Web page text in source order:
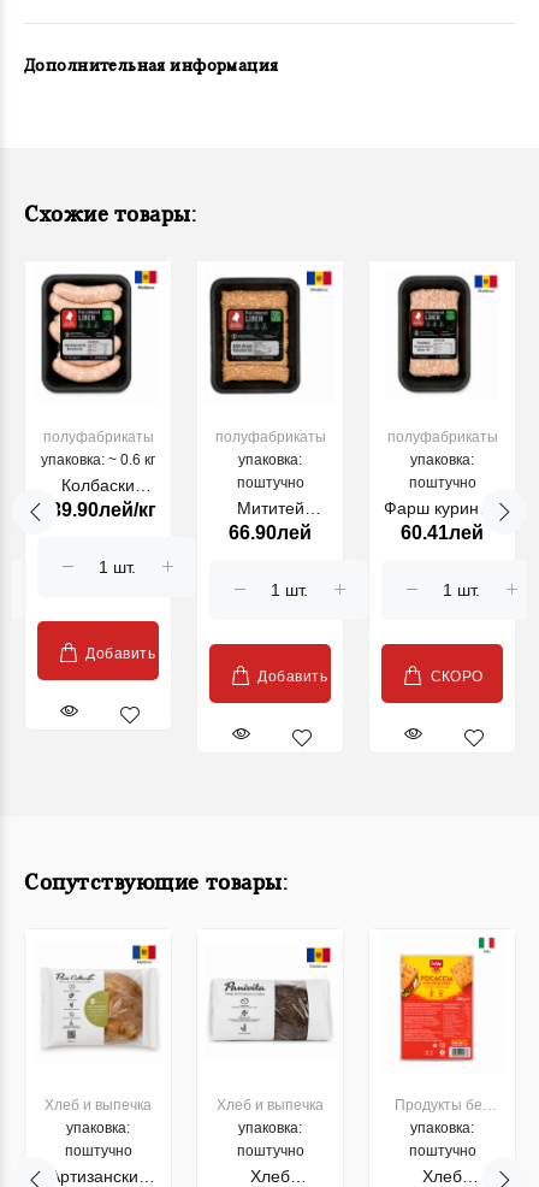
Дополнительная информация
Схожие товары:
полуфабрикаты
упаковка: ~ 0.6 кг
Колбаски
куриные
139.90лей/кг
Добавить
полуфабрикаты
упаковка:
поштучно
Мититей
куриные
410г
66.90лей
Добавить
полуфабрикаты
упаковка:
поштучно
Фарш куриный
классический
60.41лей
СКОРО
Сопутствующие товары:
Хлеб и выпечка
упаковка:
поштучно
Артизанский
Хлеб и выпечка
упаковка:
поштучно
Хлеб
Продукты без
глютена
упаковка:
поштучно
Хлеб